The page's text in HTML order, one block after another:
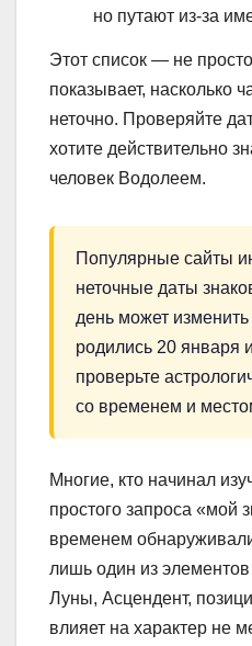
но путают из-за
Этот список — не
показывает, насколько
неточно. Проверяйте
хотите действительно
человек Водолеем.
Популярные сайты
неточные даты
день может
родились 20 января
проверьте
со временем и
Многие, кто начинал
простого запроса «мой
временем
лишь один из
Луны, Асцендент,
влияет на характер не